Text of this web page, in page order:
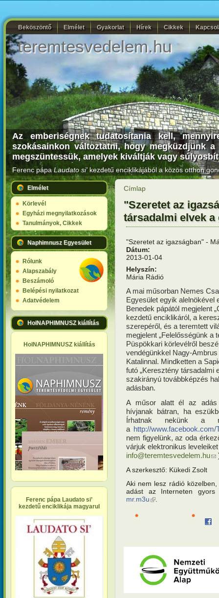
Beköszöntő Elmélet Gyakorlat Hírek Cikkek
teremtesvedelem.hu
Az emberiségnek tudatosítania kell,
szokásainkon változtatni, hogy megküzdjünk
megszüntessük, amelyek kiváltják vagy
Ferenc pápaLaudato si'kezdetű enciklikájából a közös otthon
Elmélet
Körlevél
Egyházi megnyilatkozások
Tanulmányok, Cikkek
Naphimnusz Egyesület
Rólunk
Alapszabály
Beszámoló
Belépési nyilatkozat
Adatvédelem
HolNAPHIMNUSZ kiállítás
HolNAPHIMNUSZ kiállítás
Ferenc pápa Laudato si’
kezdetű enciklikája magyarul
Címlap
"Szeretet az
társadalmi elvek a
"Szeretet az igazságban" -
Dátum:
2013-01-04
Helyszín:
Mária Rádió
A mai műsorban Nemes
Egyesület egyik alelnökével
Benedek pápától megjelent
kezdetű enciklikáról, a
szerepéről, és a teremtett
megjelent „Felelősségünk a
Püspökkari körlevélről
vendégünkkel Nagy-
Katalinnal. Mindketten a
futó „Keresztény társadalmi
szakirányú továbbképzés
adásban.
A műsor alatt él az adás
hívjanak bátran, ha
Írhatnak nekünk a
a http://www.facebook.com/
nem figyelünk, az oda
várjuk elektronikus
info@teremtesvedelem.hu
A szerkesztő: Kükedi Zsolt
Aki nem lesz rádió
adást az Interneten
mr.m3u (külső hivatkozás)